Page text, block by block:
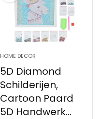
HOME DECOR
5D Diamond
Schilderijen,
Cartoon Paard
5D Handwerk...